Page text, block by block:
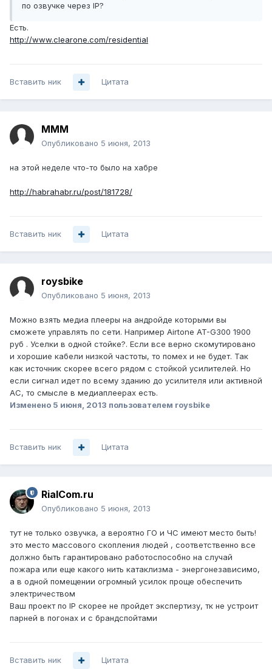
по озвучке через IP?
Есть.
http://www.clearone.com/residential
Вставить ник Цитата
MMM
Опубликовано 5 июня, 2013
на этой неделе что-то было на хабре
http://habrahabr.ru/post/181728/
Вставить ник Цитата
roysbike
Опубликовано 5 июня, 2013
Можно взять медиа плееры на андройде которыми вы
сможете управлять по сети. Например Airtone AT-G300 1900
руб . Уселки в одной стойке?. Если все верно скомутировано
и хорошие кабели низкой частоты, то помех и не будет. Так
как источник скорее всего рядом с стойкой усилителей. Но
если сигнал идет по всему зданию до усилителя или активной
АС, то смысле в медиаплеерах есть.
Изменено 5 июня, 2013 пользователем roysbike
Вставить ник Цитата
RialCom.ru
Опубликовано 5 июня, 2013
тут не только озвучка, а вероятно ГО и ЧС имеют место быть!
это место массового скопления людей , соответственно все
должно быть гарантировано работоспособно на случай
пожара или еще какого нить катаклизма - энергонезависимо,
а в одной помещении огромный усилок проще обеспечить
электричеством
Ваш проект по IP скорее не пройдет экспертизу, тк не устроит
парней в погонах и с брандспойтами
Вставить ник Цитата